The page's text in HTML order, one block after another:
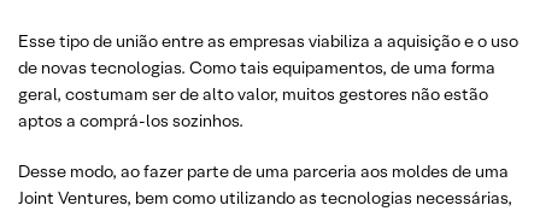
Esse tipo de união entre as empresas viabiliza a aquisição e o uso
de novas tecnologias. Como tais equipamentos, de uma forma
geral, costumam ser de alto valor, muitos gestores não estão
aptos a comprá-los sozinhos.
Desse modo, ao fazer parte de uma parceria aos moldes de uma
Joint Ventures, bem como utilizando as tecnologias necessárias,